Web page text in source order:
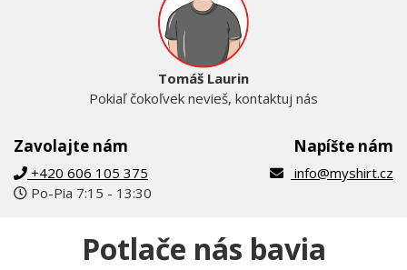
Zavolajte nám
+420 606 105 375
Po-Pia 7:15 - 13:30
Tomáš Laurin
Pokiaľ čokoľvek nevieš, kontaktuj nás
Napíšte nám
info@myshirt.cz
Potlače nás bavia